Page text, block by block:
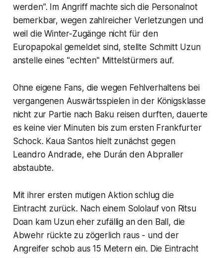
werden". Im Angriff machte sich die Personalnot
bemerkbar, wegen zahlreicher Verletzungen und
weil die Winter-Zugänge nicht für den
Europapokal gemeldet sind, stellte Schmitt Uzun
anstelle eines "echten" Mittelstürmers auf.
Ohne eigene Fans, die wegen Fehlverhaltens bei
vergangenen Auswärtsspielen in der Königsklasse
nicht zur Partie nach Baku reisen durften, dauerte
es keine vier Minuten bis zum ersten Frankfurter
Schock. Kaua Santos hielt zunächst gegen
Leandro Andrade, ehe Durán den Abpraller
abstaubte.
Mit ihrer ersten mutigen Aktion schlug die
Eintracht zurück. Nach einem Sololauf von Ritsu
Doan kam Uzun eher zufällig an den Ball, die
Abwehr rückte zu zögerlich raus - und der
Angreifer schob aus 15 Metern ein. Die Eintracht